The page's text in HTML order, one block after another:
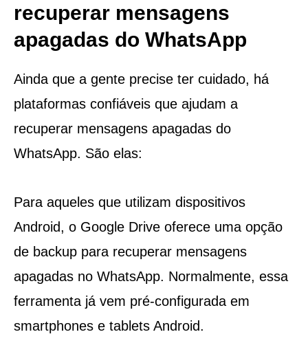
recuperar mensagens
apagadas do WhatsApp
Ainda que a gente precise ter cuidado, há
plataformas confiáveis que ajudam a
recuperar mensagens apagadas do
WhatsApp. São elas:
Para aqueles que utilizam dispositivos
Android, o Google Drive oferece uma opção
de backup para recuperar mensagens
apagadas no WhatsApp. Normalmente, essa
ferramenta já vem pré-configurada em
smartphones e tablets Android.